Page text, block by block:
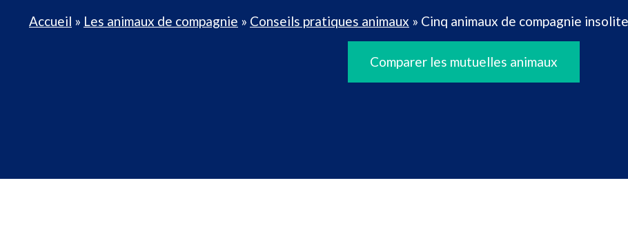
Accueil » Les animaux de compagnie » Conseils pratiques animaux » Cinq animaux de compagnie
Comparer les mutuelles animaux